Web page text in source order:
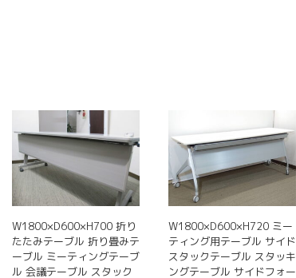
W1800×D600×H700 折り
たたみテーブル 折り畳みテ
ーブル ミーティングテーブ
ル 会議テーブル スタック
W1800×D600×H720 ミー
ティング用テーブル サイド
スタックテーブル スタッキ
ングテーブル サイドフォー